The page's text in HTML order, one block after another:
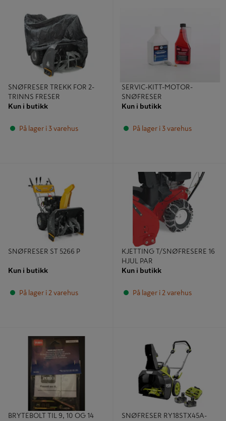
SNØFRESER TREKK FOR 2-
TRINNS FRESER
Kun i butikk
På lager i 3 varehus
SERVIC-KITT-MOTOR-
SNØFRESER
Kun i butikk
På lager i 3 varehus
SNØFRESER ST 5266 P
Kun i butikk
På lager i 2 varehus
KJETTING T/SNØFRESERE 16
HJUL PAR
Kun i butikk
På lager i 2 varehus
BRYTEBOLT TIL 9, 10 OG 14
SNØFRESER RY18STX45A-